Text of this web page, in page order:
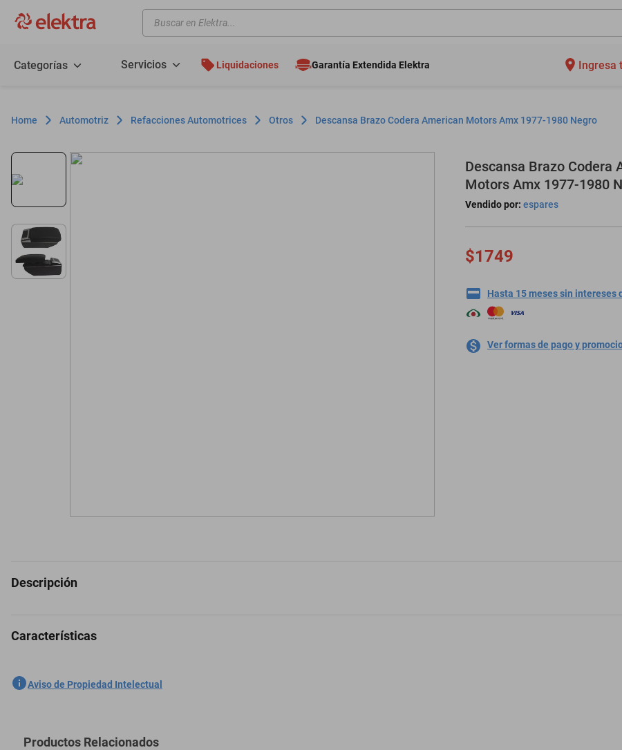
Buscar en Elektra...
Categorías Servicios Liquidaciones Garantía Extendida Elektra Ingresa
Automotriz Refacciones Automotrices Otros Descansa Brazo Codera American Motors Amx 1977-1980 Negro
Descansa Brazo Codera
Motors Amx 1977-1980
Vendido por: espares
$1749
Hasta 15 meses sin intereses
Ver formas de pago y
Descripción
Descansa Brazo Codera American Motors Amx 1977-1980 Negro
Características
SKU
Modelo
Aviso de Propiedad Intelectual
Productos Relacionados
motos